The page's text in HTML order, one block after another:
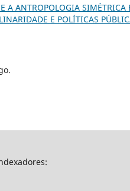
A ANTROPOLOGIA SIMÉTRICA
E POLÍTICAS